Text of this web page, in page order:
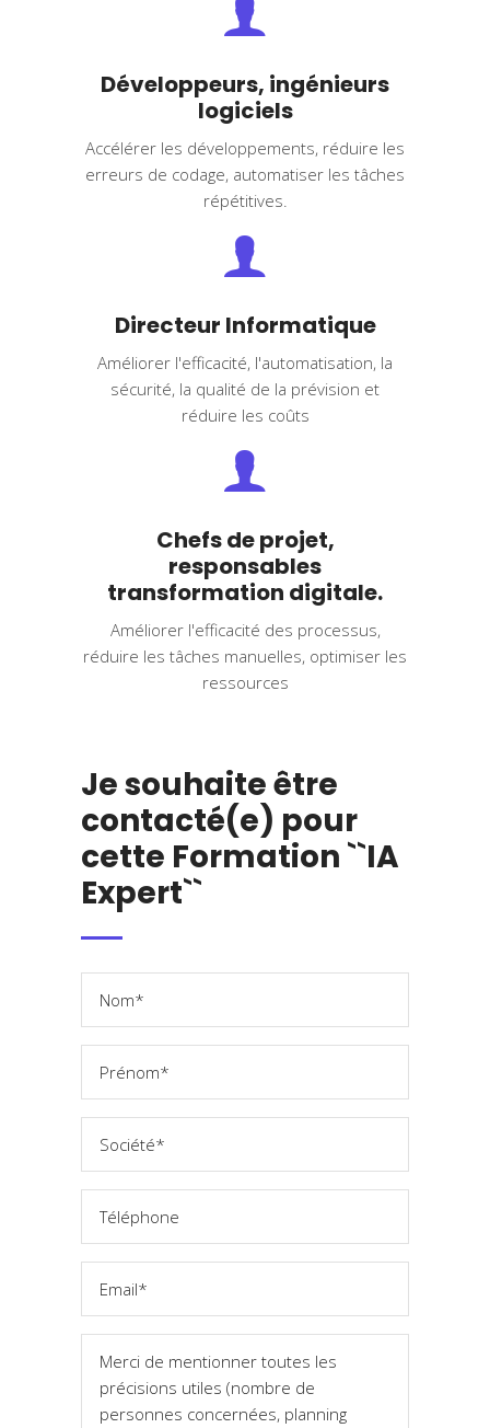
Développeurs, ingénieurs
logiciels
Accélérer les développements, réduire les
erreurs de codage, automatiser les tâches
répétitives.
Directeur Informatique
Améliorer l'efficacité, l'automatisation, la
sécurité, la qualité de la prévision et
réduire les coûts
Chefs de projet,
responsables
transformation digitale.
Améliorer l'efficacité des processus,
réduire les tâches manuelles, optimiser les
ressources
Je souhaite être
contacté(e) pour
cette Formation ``IA
Expert``